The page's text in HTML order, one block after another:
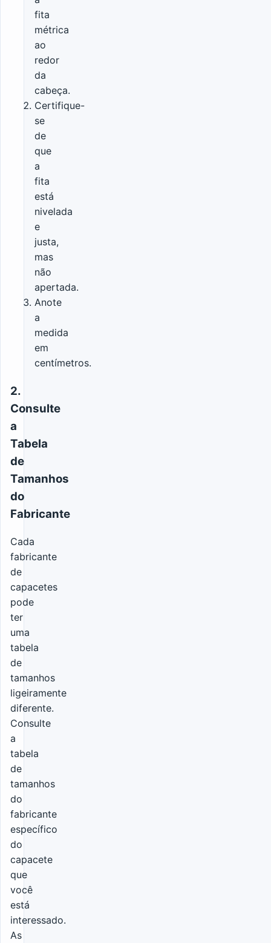
fita
métrica
ao
redor
da
cabeça.
Certifique-
se
de
que
a
fita
está
nivelada
e
justa,
mas
não
apertada.
Anote
a
medida
em
centímetros.
2.
Consulte
a
Tabela
de
Tamanhos
do
Fabricante
Cada
fabricante
de
capacetes
pode
ter
uma
tabela
de
tamanhos
ligeiramente
diferente.
Consulte
a
tabela
de
tamanhos
do
fabricante
específico
do
capacete
que
você
está
interessado.
As